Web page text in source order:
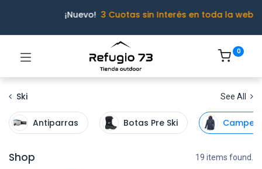
¡Nuevo! 3 Cuotas sin Interés en toda la web
0
Ski See All
Antiparras Botas Pre Ski
Shop 19 items found.